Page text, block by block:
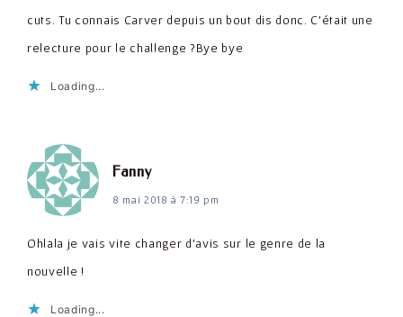
cuts. Tu connais Carver depuis un bout dis donc. C'était une
relecture pour le challenge ?Bye bye
Loading...
Fannydit :
8 mai 2018 à 7:19 pm
Ohlala je vais vite changer d'avis sur le genre de la
nouvelle !
Loading...